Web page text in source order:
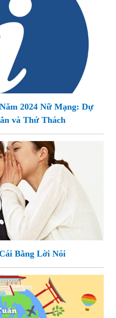
2024 Nữ Mạng: Dự
và Thử Thách
Bằng Lời Nói